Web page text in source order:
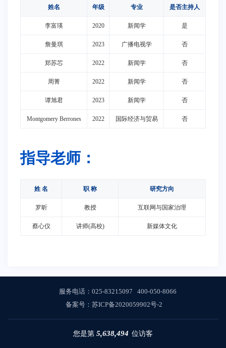
姓名 年级 专业 是否主持人
李富瑛 2020 新闻学 是
詹曼琪 2023 广播电视学 否
郑苏芯 2022 新闻学 否
周菁 2022 新闻学 否
谭旭君 2023 新闻学 否
Montgomery Berrones 2022 国际经济与贸易 否
指导老师：
姓 名 职 称 研究方向
罗昕 教授 互联网与国家治理
蔡心仪 讲师(高校) 新媒体文化
服务电话：025-83215097
400-050-8066
备案号：苏ICP备2020059902号-2
您是第 5,638,494 位访客